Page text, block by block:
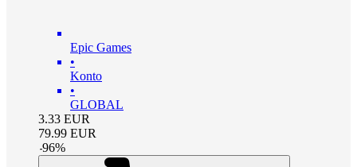
Epic Games
•
Konto
•
GLOBAL
3.33 EUR
79.99 EUR
-96%